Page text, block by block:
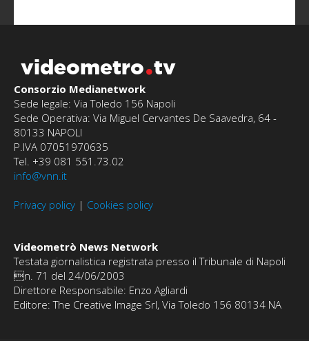
videometro tv
Consorzio Medianetwork
Sede legale: Via Toledo 156 Napoli
Sede Operativa: Via Miguel Cervantes De Saavedra, 64 -
80133 NAPOLI
P.IVA 07051970635
Tel. +39 081 551.73.02
info@vnn.it
Privacy policy | Cookies policy
Videometrò News Network
Testata giornalistica registrata presso il Tribunale di Napoli
n. 71 del 24/06/2003
Direttore Responsabile: Enzo Agliardi
Editore: The Creative Image Srl, Via Toledo 156 80134 NA